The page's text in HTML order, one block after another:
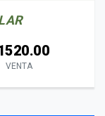
VENTA